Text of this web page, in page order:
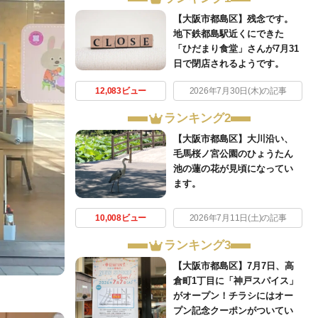
【大阪市都島区】残念です。
地下鉄都島駅近くにできた
「ひだまり食堂」さんが7月31
日で閉店されるようです。
12,083ビュー 2026年7月30日(木)の記事
ランキング2
【大阪市都島区】大川沿い、
毛馬桜ノ宮公園のひょうたん
池の蓮の花が見頃になってい
ます。
10,008ビュー 2026年7月11日(土)の記事
ランキング3
【大阪市都島区】7月7日、高
倉町1丁目に「神戸スパイス」
がオープン！チラシにはオー
プン記念クーポンがついてい